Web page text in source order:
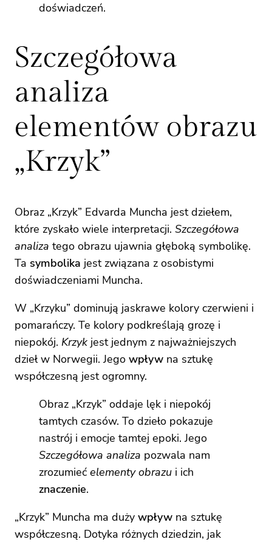
doświadczeń.
Szczegółowa
analiza
elementów obrazu
„Krzyk”
Obraz „Krzyk” Edvarda Muncha jest dziełem,
które zyskało wiele interpretacji. Szczegółowa
analiza tego obrazu ujawnia głęboką symbolikę.
Ta symbolika jest związana z osobistymi
doświadczeniami Muncha.
W „Krzyku” dominują jaskrawe kolory czerwieni i
pomarańczy. Te kolory podkreślają grozę i
niepokój. Krzyk jest jednym z najważniejszych
dzieł w Norwegii. Jego wpływ na sztukę
współczesną jest ogromny.
Obraz „Krzyk” oddaje lęk i niepokój
tamtych czasów. To dzieło pokazuje
nastrój i emocje tamtej epoki. Jego
Szczegółowa analiza pozwala nam
zrozumieć elementy obrazu i ich
znaczenie.
„Krzyk” Muncha ma duży wpływ na sztukę
współczesną. Dotyka różnych dziedzin, jak